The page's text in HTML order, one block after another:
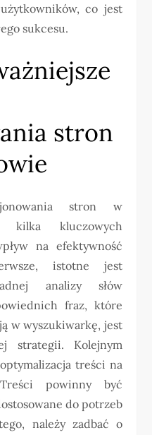
co jest
sukcesu.
stron
stron w
kilka kluczowych
na efektywność
istotne jest
analizy słów
fraz, które
w wyszukiwarkę, jest
strategii. Kolejnym
treści na
powinny być
do potrzeb
należy zadbać o